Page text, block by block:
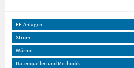
EE-Anlagen
Strom
Wärme
Datenquellen und Methodik